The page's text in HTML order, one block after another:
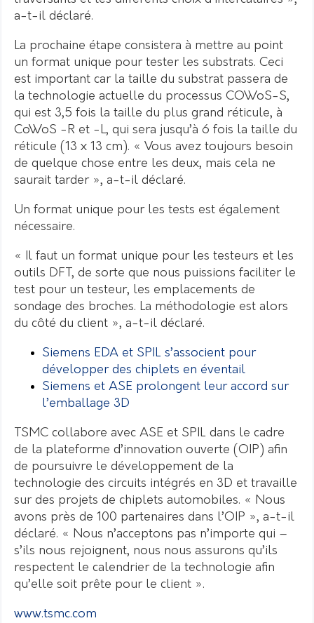
a-t-il déclaré.
La prochaine étape consistera à mettre au point
un format unique pour tester les substrats. Ceci
est important car la taille du substrat passera de
la technologie actuelle du processus COWoS-S,
qui est 3,5 fois la taille du plus grand réticule, à
CoWoS -R et -L, qui sera jusqu’à 6 fois la taille du
réticule (13 x 13 cm). « Vous avez toujours besoin
de quelque chose entre les deux, mais cela ne
saurait tarder », a-t-il déclaré.
Un format unique pour les tests est également
nécessaire.
« Il faut un format unique pour les testeurs et les
outils DFT, de sorte que nous puissions faciliter le
test pour un testeur, les emplacements de
sondage des broches. La méthodologie est alors
du côté du client », a-t-il déclaré.
Siemens EDA et SPIL s’associent pour
développer des chiplets en éventail
Siemens et ASE prolongent leur accord sur
l’emballage 3D
TSMC collabore avec ASE et SPIL dans le cadre
de la plateforme d’innovation ouverte (OIP) afin
de poursuivre le développement de la
technologie des circuits intégrés en 3D et travaille
sur des projets de chiplets automobiles. « Nous
avons près de 100 partenaires dans l’OIP », a-t-il
déclaré. « Nous n’acceptons pas n’importe qui –
s’ils nous rejoignent, nous nous assurons qu’ils
respectent le calendrier de la technologie afin
qu’elle soit prête pour le client ».
www.tsmc.com